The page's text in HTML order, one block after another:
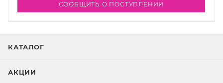
СООБЩИТЬ О ПОСТУПЛЕНИИ
КАТАЛОГ
АКЦИИ